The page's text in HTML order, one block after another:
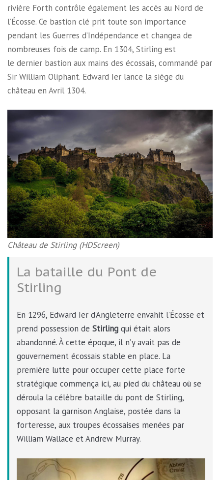
rivière Forth contrôle également les accès au Nord de
l’Écosse. Ce bastion clé prit toute son importance
pendant les Guerres d’Indépendance et changea de
nombreuses fois de camp. En 1304, Stirling est
le dernier bastion aux mains des écossais, commandé par
Sir William Oliphant. Edward Ier lance la siège du
château en Avril 1304.
Château de Stirling (HDScreen)
La bataille du Pont de
Stirling
En 1296, Edward Ier d’Angleterre envahit l’Écosse et
prend possession de Stirling qui était alors
abandonné. À cette époque, il n’y avait pas de
gouvernement écossais stable en place. La
première lutte pour occuper cette place forte
stratégique commença ici, au pied du château où se
déroula la célèbre bataille du pont de Stirling,
opposant la garnison Anglaise, postée dans la
forteresse, aux troupes écossaises menées par
William Wallace et Andrew Murray.